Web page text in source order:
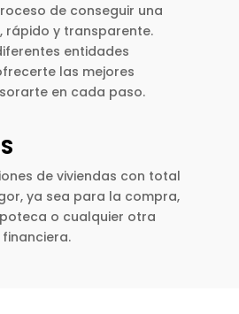
de conseguir una
rápido y transparente.
entidades
las mejores
en cada paso.
de viviendas con total
ya sea para la compra,
o cualquier otra